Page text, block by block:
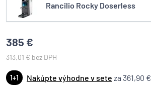
Rancilio Rocky Doserless
385 €
1+1 Nakúpte výhodne v sete za 361,90 €
313,01 € bez DPH